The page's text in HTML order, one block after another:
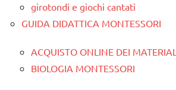
girotondi e giochi cantati
GUIDA DIDATTICA MONTESSORI
ACQUISTO ONLINE DEI
BIOLOGIA MONTESSORI